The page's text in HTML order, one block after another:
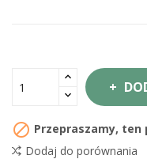
 Przepraszamy,
Dodaj do porównania